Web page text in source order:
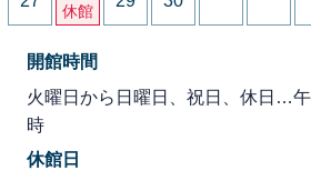
休館
開館時間
火曜日から日曜日、祝日、休日…
時
休館日